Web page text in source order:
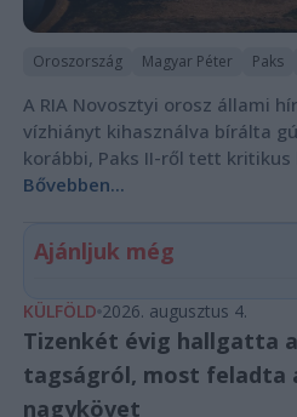
Oroszország Magyar Péter Paks
A RIA Novosztyi orosz állami
vízhiányt kihasználva bírálta
korábbi, Paks II-ről tett
Bővebben...
Ajánljuk még
KÜLFÖLD 2026. augusztus 4.
Tizenkét évig hallgatta
tagságról, most feladta
nagykövet